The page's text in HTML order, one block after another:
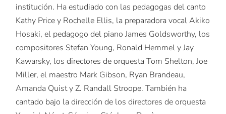
institución. Ha estudiado con las pedagogas del canto
Kathy Price y Rochelle Ellis, la preparadora vocal Akiko
Hosaki, el pedagogo del piano James Goldsworthy, los
compositores Stefan Young, Ronald Hemmel y Jay
Kawarsky, los directores de orquesta Tom Shelton, Joe
Miller, el maestro Mark Gibson, Ryan Brandeau,
Amanda Quist y Z. Randall Stroope. También ha
cantado bajo la dirección de los directores de orquesta